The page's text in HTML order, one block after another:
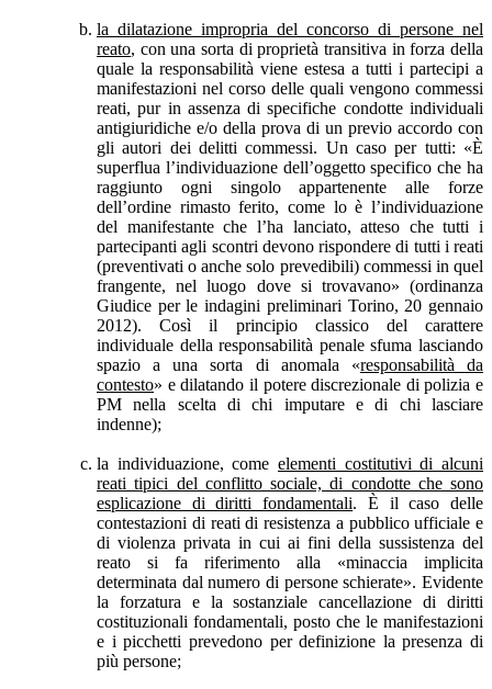
la dilatazione impropria del concorso di persone nel
reato, con una sorta di proprietà transitiva in forza della
quale la responsabilità viene estesa a tutti i partecipi a
manifestazioni nel corso delle quali vengono commessi
reati, pur in assenza di specifiche condotte individuali
antigiuridiche e/o della prova di un previo accordo con
gli autori dei delitti commessi. Un caso per tutti: «È
superflua l’individuazione dell’oggetto specifico che ha
raggiunto ogni singolo appartenente alle forze
dell’ordine rimasto ferito, come lo è l’individuazione
del manifestante che l’ha lanciato, atteso che tutti i
partecipanti agli scontri devono rispondere di tutti i reati
(preventivati o anche solo prevedibili) commessi in quel
frangente, nel luogo dove si trovavano» (ordinanza
Giudice per le indagini preliminari Torino, 20 gennaio
2012). Così il principio classico del carattere
individuale della responsabilità penale sfuma lasciando
spazio a una sorta di anomala «responsabilità da
contesto» e dilatando il potere discrezionale di polizia e
PM nella scelta di chi imputare e di chi lasciare
indenne);
la individuazione, come elementi costitutivi di alcuni
reati tipici del conflitto sociale, di condotte che sono
esplicazione di diritti fondamentali. È il caso delle
contestazioni di reati di resistenza a pubblico ufficiale e
di violenza privata in cui ai fini della sussistenza del
reato si fa riferimento alla «minaccia implicita
determinata dal numero di persone schierate». Evidente
la forzatura e la sostanziale cancellazione di diritti
costituzionali fondamentali, posto che le manifestazioni
e i picchetti prevedono per definizione la presenza di
più persone;